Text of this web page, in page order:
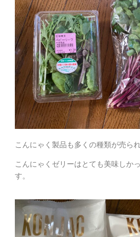
こんにゃく製品も多くの種類が売ら
こんにゃくゼリーはとても美味しか
す。